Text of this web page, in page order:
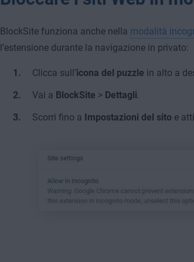
BlockSite funziona anche nella modalità
l’estensione durante la navigazione in privato:
Clicca sull’icona del puzzle in alto a
Vai a BlockSite >Dettagli.
Scorri fino a Impostazioni del sitoe